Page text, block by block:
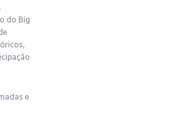
do Big
e